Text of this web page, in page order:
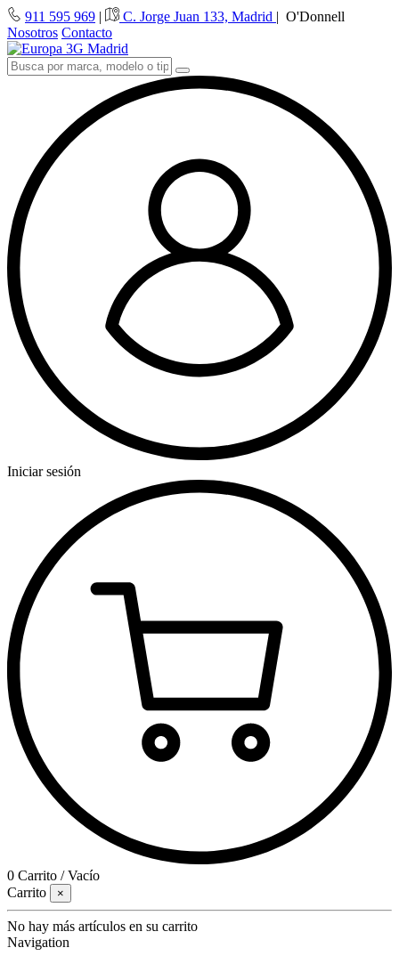
911 595 969 | C. Jorge Juan 133, Madrid | O'Donnell
Nosotros Contacto
Iniciar sesión
0 Carrito /Vacío
Carrito
×
No hay más artículos en su carrito
Navigation